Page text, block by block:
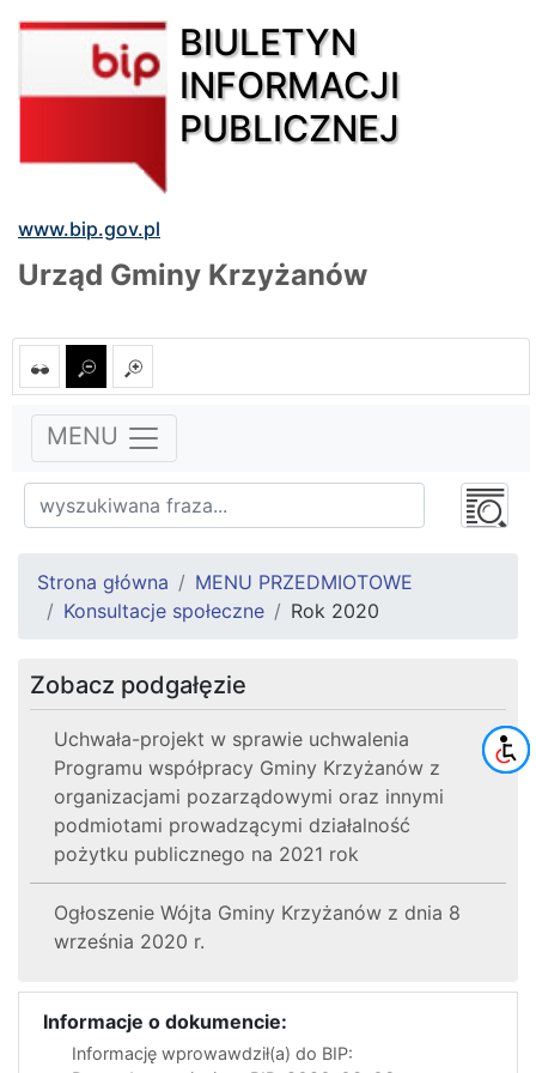
BIULETYN
INFORMACJI
PUBLICZNEJ
www.bip.gov.pl
Urząd Gminy Krzyżanów
MENU
Strona główna
MENU PRZEDMIOTOWE
Konsultacje społeczne
Rok 2020
Zobacz podgałęzie
Uchwała-projekt w sprawie uchwalenia
Programu współpracy Gminy Krzyżanów z
organizacjami pozarządowymi oraz innymi
podmiotami prowadzącymi działalność
pożytku publicznego na 2021 rok
Ogłoszenie Wójta Gminy Krzyżanów z dnia 8
września 2020 r.
Informacje o dokumencie:
Informację wprowawdził(a) do BIP: